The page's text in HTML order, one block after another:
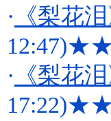
· 《梨花
12:47)
· 《梨花
17:22)